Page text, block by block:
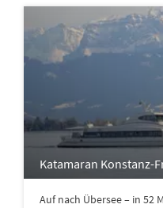
Katamaran Konstanz-
Auf nach Übersee – in 52